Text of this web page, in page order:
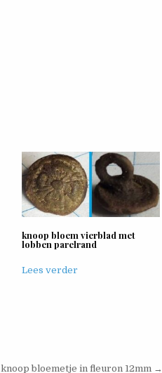
knoop bloem vierblad met
lobben parelrand
Lees verder
knoop bloemetje in fleuron 12mm →